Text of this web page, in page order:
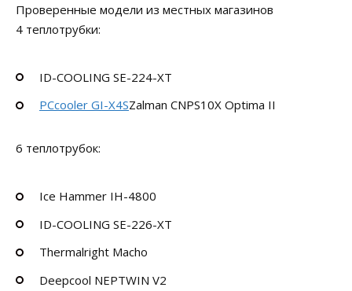
Проверенные модели из местных магазинов
4 теплотрубки:
ID-COOLING SE-224-XT
PCcooler GI-X4SZalman CNPS10X Optima II
6 теплотрубок:
Ice Hammer IH-4800
ID-COOLING SE-226-XT
Thermalright Macho
Deepcool NEPTWIN V2